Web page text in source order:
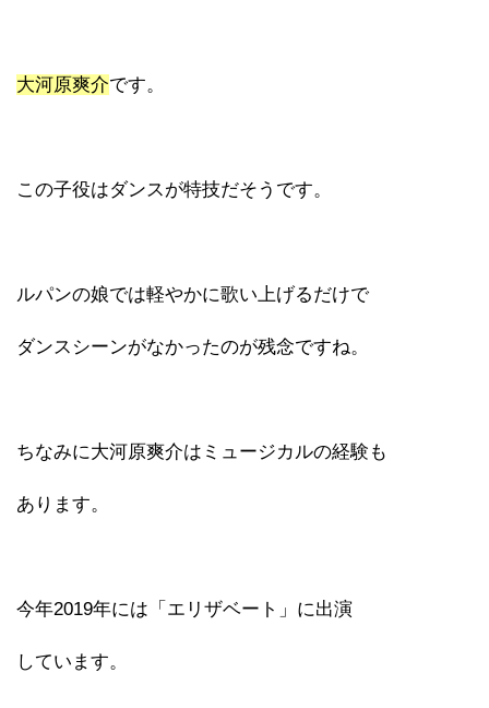
大河原爽介です。
この子役はダンスが特技だそうです。
ルパンの娘では軽やかに歌い上げるだけで
ダンスシーンがなかったのが残念ですね。
ちなみに大河原爽介はミュージカルの経験も
あります。
今年2019年には「エリザベート」に出演
しています。